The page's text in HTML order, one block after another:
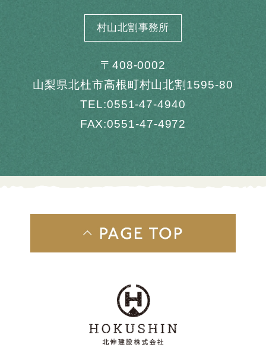
村山北割事務所
〒408-0002
山梨県北杜市高根町村山北割1595-80
TEL:0551-47-4940
FAX:0551-47-4972